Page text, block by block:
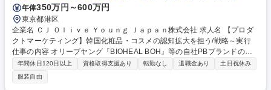
年俸350万円～600万円
東京都港区
企業名 ＣＪ Ｏｌｉｖｅ Ｙｏｕｎｇ Ｊａｐａｎ株式会社 求人名 【プロダ
クトマーケティング】韓国化粧品・コスメの認知拡大を担う/戦略～実行
仕事の内容 オリーブヤング『BIOHEAL BOH』等の自社PBブランドの日
本市場における商品戦略・販売戦略を推進するプロダクトマーケティング
をお任せ。韓国本社と連携し、日本市場に最適な商品展開やブランド育成
を推進します。 【詳細】■日本市場・競合ブランド・消費者ニーズの緻密
年間休日120日以上 資格取得支援あり 転勤なし 退職金あり
土日祝休み
服装自由